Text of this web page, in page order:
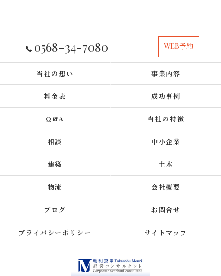
0568-34-7080 WEB予約
当社の想い 事業内容
料金表 成功事例
Q&A 当社の特徴
相談 中小企業
建築 土木
物流 会社概要
ブログ お問合せ
プライバシーポリシー サイトマップ